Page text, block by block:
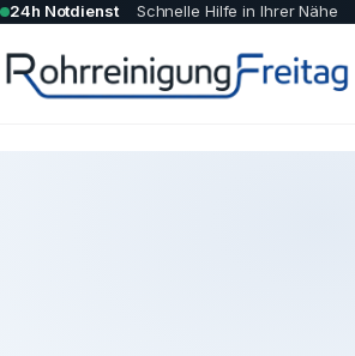
24h Notdienst Schnelle Hilfe in Ihrer Nähe